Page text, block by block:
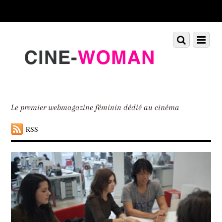
down
Le premier webmagazine féminin dédié au cinéma
RSS
Menu
Scroll
down